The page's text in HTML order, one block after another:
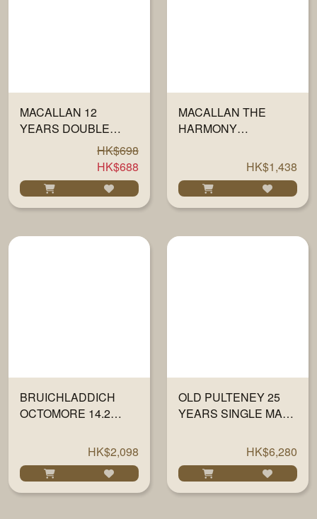
MACALLAN 12
YEARS DOUBLE
CASK 40% 700MLHK$698
HK$688
MACALLAN THE
HARMONY
HK$1,438
BRUICHLADDICH
OCTOMORE 14.2
HK$2,098
OLD PULTENEY 25
YEARS SINGLE MALT
HK$6,280